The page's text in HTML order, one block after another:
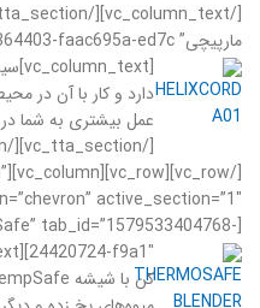
[vc_column_text]
دارد و کار با آن در
tab_id=”1579533404768-
24420724-f9a1″][vc_column_text]